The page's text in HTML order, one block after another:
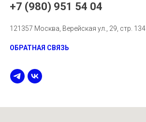
+7 (980) 951 54 04
121357 Москва, Верейская ул., 29, стр. 134
ОБРАТНАЯ СВЯЗЬ